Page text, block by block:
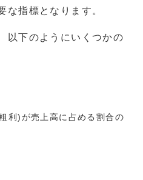
な指標となります。
以下のようにいくつかの
利)が売上高に占める割合の